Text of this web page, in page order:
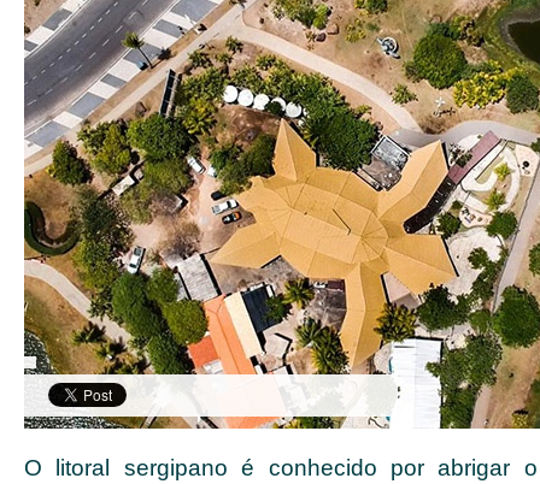
O litoral sergipano é conhecido por abrigar